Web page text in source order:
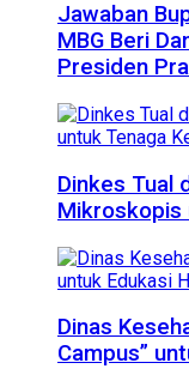
Jawaban
MBG Beri
Presiden
Dinkes Tual
Mikroskopis
Dinas
Campus”